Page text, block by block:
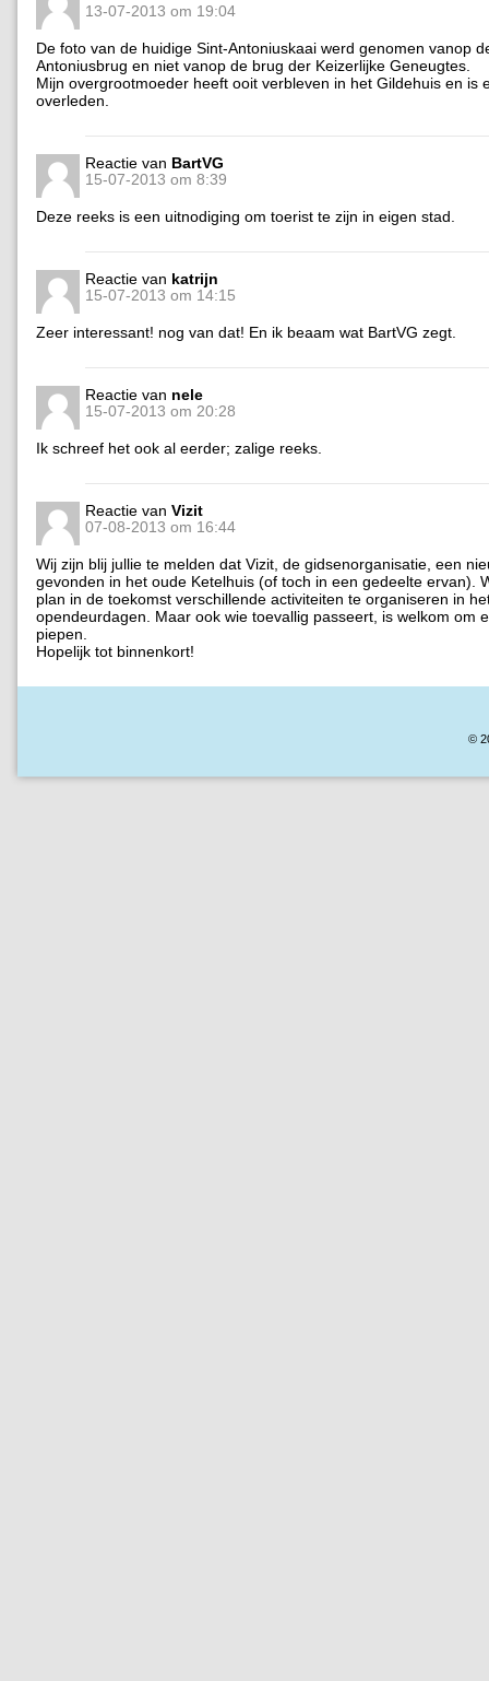
13-07-2013 om 19:04
De foto van de huidige Sint-Antoniuskaai werd genomen vanop
Antoniusbrug en niet vanop de brug der Keizerlijke Geneugtes.
Mijn overgrootmoeder heeft ooit verbleven in het Gildehuis en is
overleden.
Reactie van BartVG
15-07-2013 om 8:39
Deze reeks is een uitnodiging om toerist te zijn in eigen stad.
Reactie van katrijn
15-07-2013 om 14:15
Zeer interessant! nog van dat! En ik beaam wat BartVG zegt.
Reactie van nele
15-07-2013 om 20:28
Ik schreef het ook al eerder; zalige reeks.
Reactie van Vizit
07-08-2013 om 16:44
Wij zijn blij jullie te melden dat Vizit, de gidsenorganisatie, een
gevonden in het oude Ketelhuis (of toch in een gedeelte ervan).
plan in de toekomst verschillende activiteiten te organiseren in
opendeurdagen. Maar ook wie toevallig passeert, is welkom om
piepen.
Hopelijk tot binnenkort!
©